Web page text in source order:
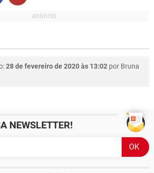
28 de fevereiro de 2020 às 13:02 por Bruna
NEWSLETTER!